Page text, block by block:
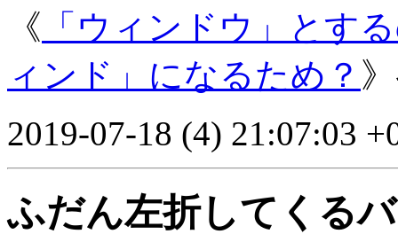
《 「ウィンドウ」とす
ィンド」になるため？
2019-07-18 (4) 21:07:03
ふだん左折してくる